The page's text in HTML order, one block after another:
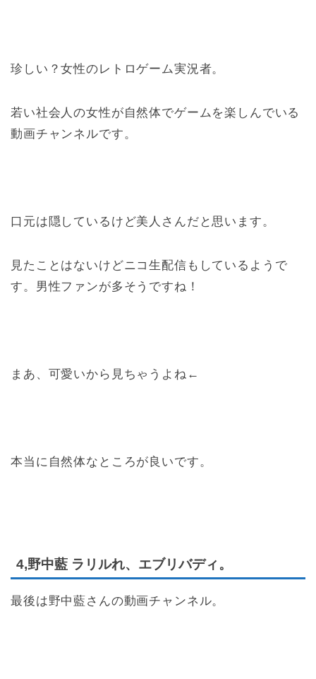
珍しい？女性のレトロゲーム実況者。
若い社会人の女性が自然体でゲームを楽しんでいる
動画チャンネルです。
口元は隠しているけど美人さんだと思います。
見たことはないけどニコ生配信もしているようで
す。男性ファンが多そうですね！
まあ、可愛いから見ちゃうよね←
本当に自然体なところが良いです。
4,野中藍 ラリルれ、エブリバディ。
最後は野中藍さんの動画チャンネル。